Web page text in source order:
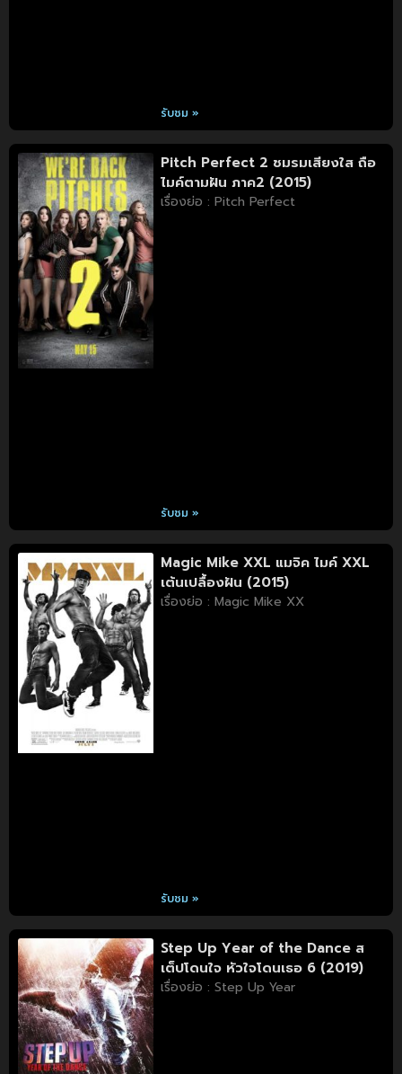
รับชม »
Pitch Perfect 2 ชมรมเสียงใส ถือ
ไมค์ตามฝัน ภาค2 (2015)
เรื่องย่อ : Pitch Perfect
รับชม »
Magic Mike XXL แมจิค ไมค์ XXL
เต้นเปลื้องฝัน (2015)
เรื่องย่อ : Magic Mike XX
รับชม »
Step Up Year of the Dance ส
เต็ปโดนใจ หัวใจโดนเธอ 6 (2019)
เรื่องย่อ : Step Up Year